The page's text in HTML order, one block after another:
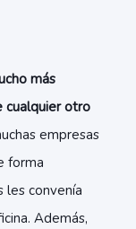
más
cualquier otro
empresas
forma
les convenía
Además,